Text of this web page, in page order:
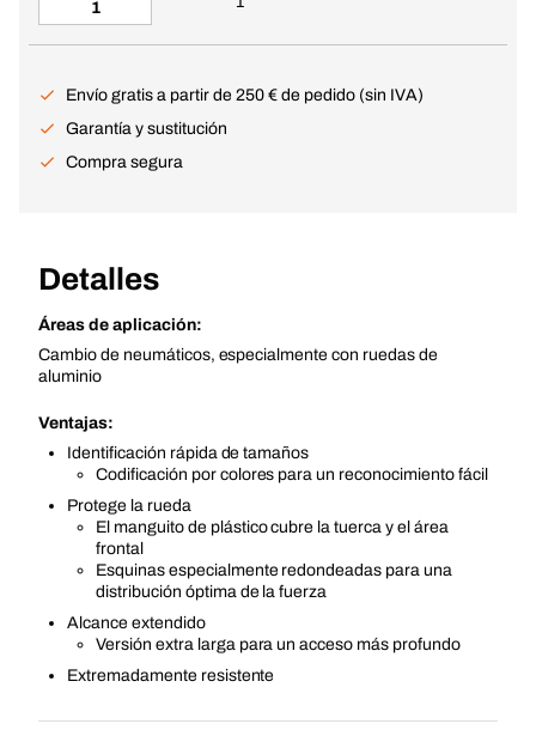
Envío gratis a partir de 250 € de pedido (sin IVA)
Garantía y sustitución
Compra segura
Detalles
Áreas de aplicación:
Cambio de neumáticos, especialmente con ruedas de
aluminio
Ventajas:
Identificación rápida de tamaños
Codificación por colores para un reconocimiento fácil
Protege la rueda
El manguito de plástico cubre la tuerca y el área
frontal
Esquinas especialmente redondeadas para una
distribución óptima de la fuerza
Alcance extendido
Versión extra larga para un acceso más profundo
Extremadamente resistente